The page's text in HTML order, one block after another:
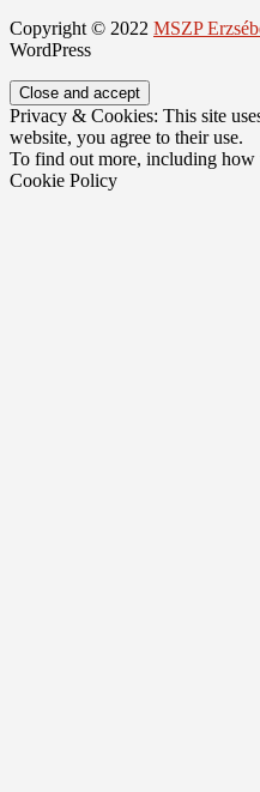
Copyright © 2022 MSZP
WordPress
Privacy & Cookies: This site
website, you agree to their use.
To find out more, including how
Cookie Policy